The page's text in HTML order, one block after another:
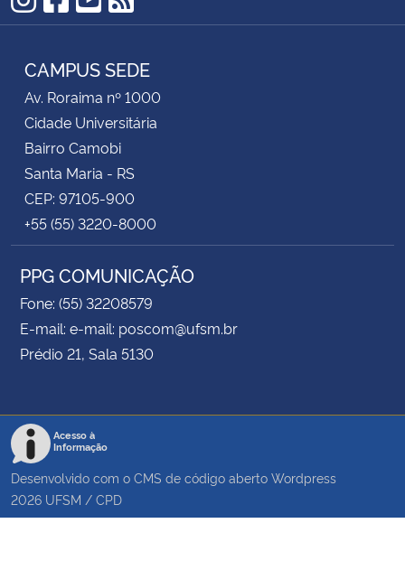
Instagram
Facebook
YouTube
RSS
CAMPUS SEDE
Av. Roraima nº 1000
Cidade Universitária
Bairro Camobi
Santa Maria - RS
CEP: 97105-900
+55 (55) 3220-8000
PPG COMUNICAÇÃO
Fone: (55) 32208579
E-mail: e-mail: poscom@ufsm.br
Prédio 21, Sala 5130
Acesso à
Informação
Desenvolvido com o CMS de código aberto Wordpress
2026 UFSM / CPD